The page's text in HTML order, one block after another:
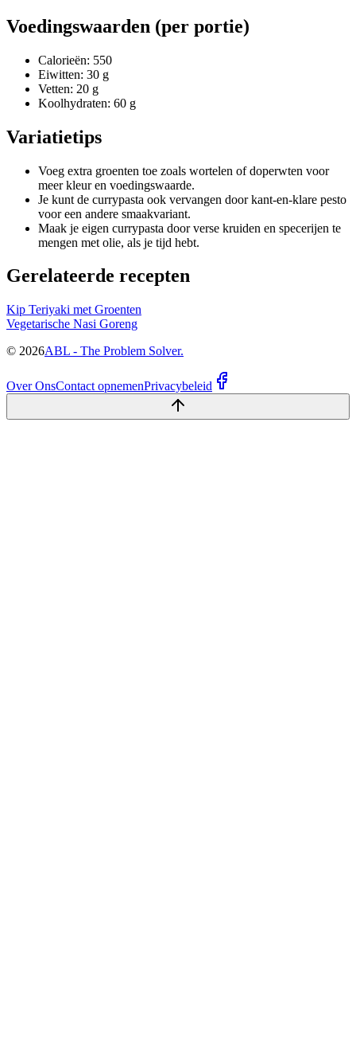
Voedingswaarden (per portie)
Calorieën: 550
Eiwitten: 30 g
Vetten: 20 g
Koolhydraten: 60 g
Variatietips
Voeg extra groenten toe zoals wortelen of doperwten voor
meer kleur en voedingswaarde.
Je kunt de currypasta ook vervangen door kant-en-klare pesto
voor een andere smaakvariant.
Maak je eigen currypasta door verse kruiden en specerijen te
mengen met olie, als je tijd hebt.
Gerelateerde recepten
Kip Teriyaki met Groenten
Vegetarische Nasi Goreng
© 2026ABL - The Problem Solver.
Over OnsContact opnemenPrivacybeleid